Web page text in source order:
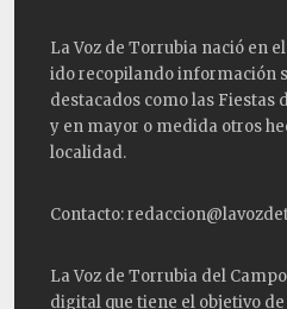
La Voz de Torrubia nació en
ido recopilando información
destacados como las Fiestas
y en mayor o medida otros
localidad.
Contacto:
La Voz de Torrubia del
digital que tiene el objetivo